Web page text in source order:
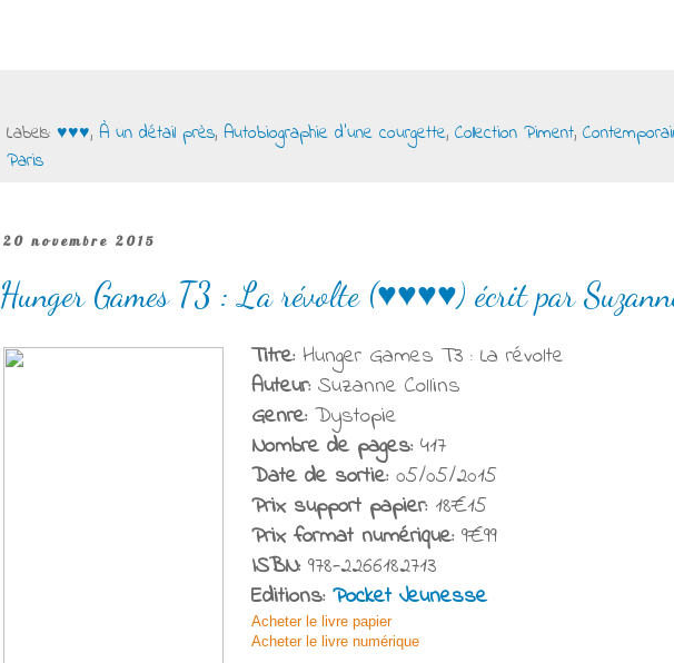
Labels: ♥♥♥, À un détail près, Autobiographie d'une courgette, Collection Piment,
Paris
20 novembre 2015
Hunger Games T3 : La révolte (♥♥♥♥) écrit par
Titre: Hunger Games T3 : La révolte
Auteur: Suzanne Collins
Genre: Dystopie
Nombre de pages: 417
Date de sortie: 05/05/2015
Prix support papier: 18€15
Prix format numérique: 9€99
ISBN: 978-2266182713
Editions: Pocket Jeunesse
Acheter le livre papier
Acheter le livre numérique